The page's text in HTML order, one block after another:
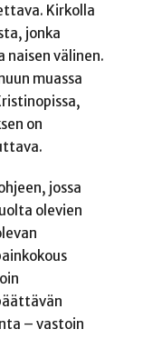
Kirkolla
jonka
naisen välinen.
muassa
on
jossa
olevien
– vastoin